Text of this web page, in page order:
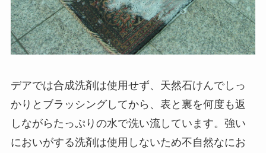
デアでは合成洗剤は使用せず、天然石けんでしっ
かりとブラッシングしてから、表と裏を何度も返
しながらたっぷりの水で洗い流しています。強い
においがする洗剤は使用しないため不自然なにお